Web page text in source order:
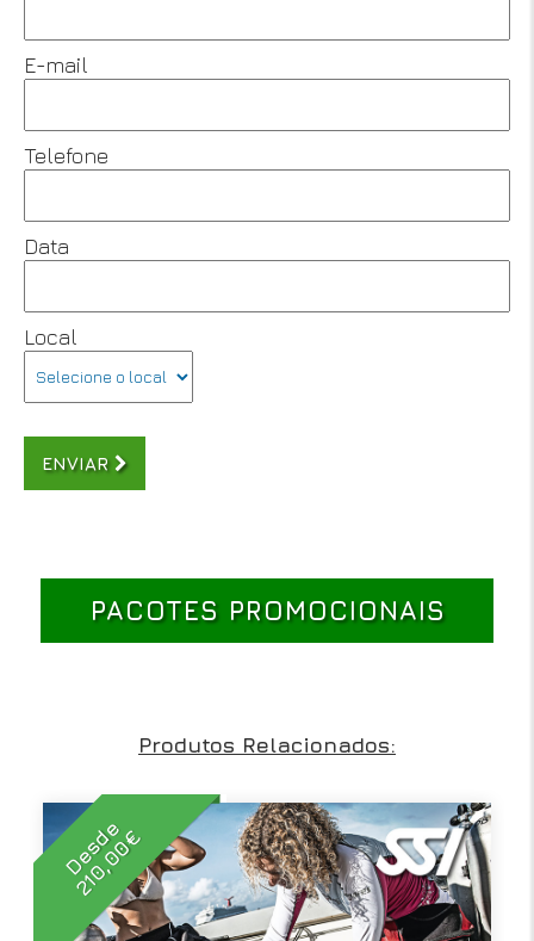
E-mail
Telefone
Data
Local
ENVIAR
PACOTES PROMOCIONAIS
Produtos Relacionados:
Desde
210,00€